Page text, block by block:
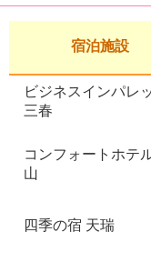
宿泊施設
ビジネスインパレ
三春
コンフォートホテ
山
四季の宿 天瑞